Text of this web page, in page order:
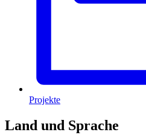
Projekte
Land und Sprache